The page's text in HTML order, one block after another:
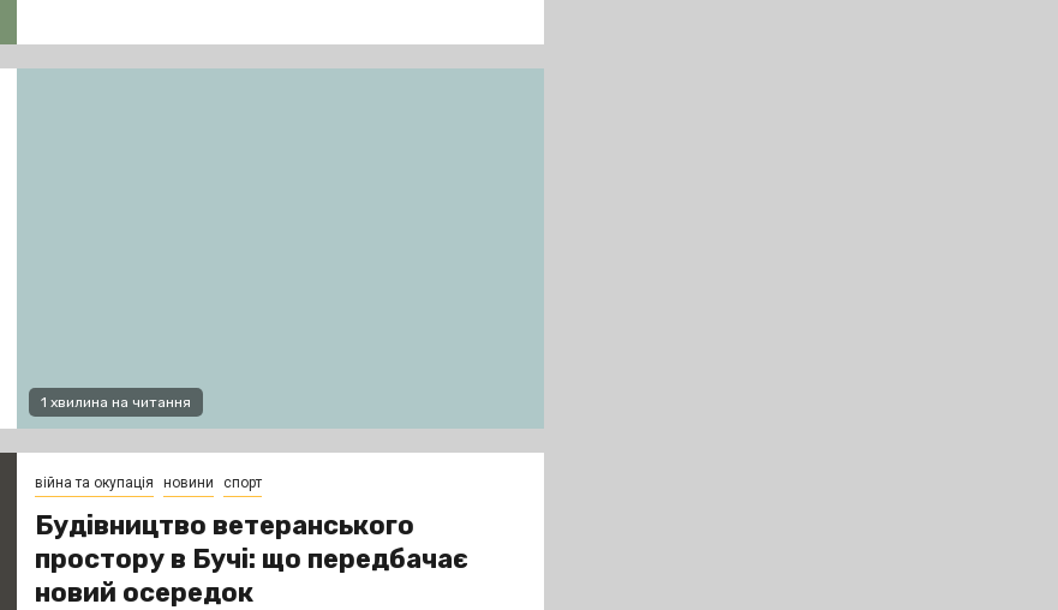
1 хвилина на читання
війна та окупація новини спорт
Будівництво ветеранського
простору в Бучі: що передбачає
новий осередок